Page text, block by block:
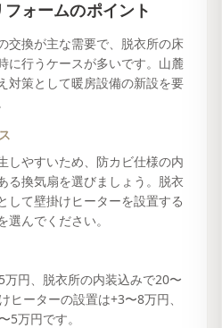
フォームのポイント
交換が主な需要で、脱衣所の床
に行うケースが多いです。山麓
対策として暖房設備の新設を要
しやすいため、防カビ仕様の内
る換気扇を選びましょう。脱衣
して壁掛けヒーターを設置する
んでください。
円、脱衣所の内装込みで20〜
ヒーターの設置は+3〜8万円、
5万円です。